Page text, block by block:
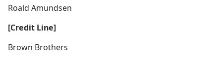
Roald Amundsen
[Credit Line]
Brown Brothers